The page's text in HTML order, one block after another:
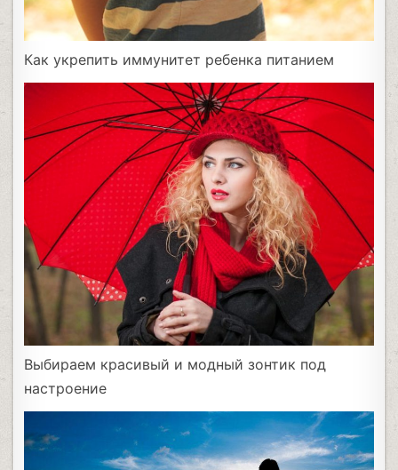
Как укрепить иммунитет ребенка питанием
Выбираем красивый и модный зонтик под
настроение